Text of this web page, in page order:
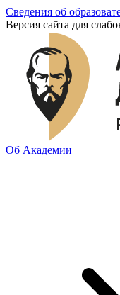
Сведения об
Версия сайта для
Об Академии